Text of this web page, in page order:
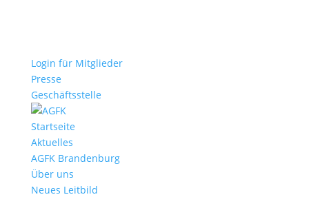
Login für Mitglieder
Presse
Geschäftsstelle
Startseite
Aktuelles
AGFK Brandenburg
Über uns
Neues Leitbild